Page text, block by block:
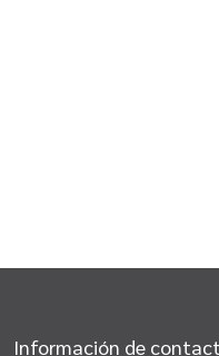
Información de